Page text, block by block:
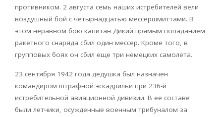
противником. 2 августа семь наших истребителей вели
воздушный бой с четырнадцатью мессершмиттами. В
этом неравном бою капитан Дикий прямым попаданием
ракетного снаряда сбил один мессер. Кроме того, в
групповых боях он сбил еще три немецких самолета.
23 сентября 1942 года дедушка был назначен
командиром штрафной эскадрильи при 236-й
истребительной авиационной дивизии. В ее составе
были летчики, осужденные военным трибуналом за